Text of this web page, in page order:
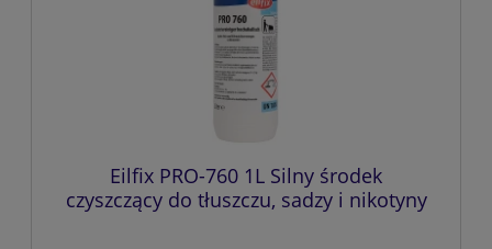
Eilfix PRO-760 1L Silny środek
czyszczący do tłuszczu, sadzy i nikotyny